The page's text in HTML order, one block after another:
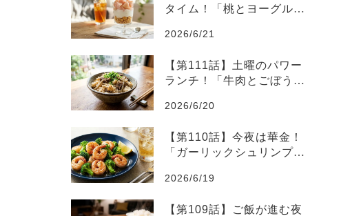
タイム！「桃とヨーグルト
2026/6/21
【第111話】土曜のパワー
ランチ！「牛肉とごぼうの
2026/6/20
【第110話】今夜は華金！
「ガーリックシュリンプと
め」
2026/6/19
【第109話】ご飯が進む夜